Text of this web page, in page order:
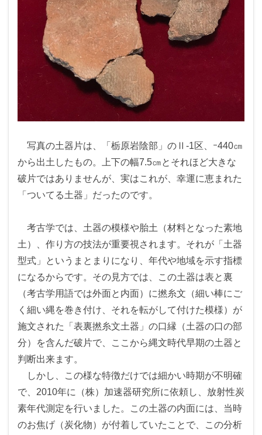
写真の土器片は、「栃原岩陰部」のⅡ-1区、ｰ440㎝
から出土したもの。上下の幅7.5㎝とそれほど大きな
破片ではありませんが、実はこれが、幸運に恵まれた
「ついてる土器」だったのです。
考古学では、土器の模様や胎土（材料となった素地
土）、作り方の技法が重要視されます。それが「土器
型式」というまとまりになり、年代や地域を示す指標
になるからです。その見方では、この土器は表と裏
（考古学用語では外面と内面）に撚糸文（細い棒にご
く細い縄を巻き付け、それを転がして付けた模様）が
施文された「表裏撚糸文土器」の口縁（土器の口の部
分）を含んだ破片で、ここから縄文時代早期の土器と
判断出来ます。
しかし、この様な特徴だけでは細かい時期が不明確
で、2010年に（株）加速器研究所に依頼し、放射性炭
素年代測定を行いました。この土器の内面には、当時
のお焦げ（炭化物）が付着していたことで、この分析